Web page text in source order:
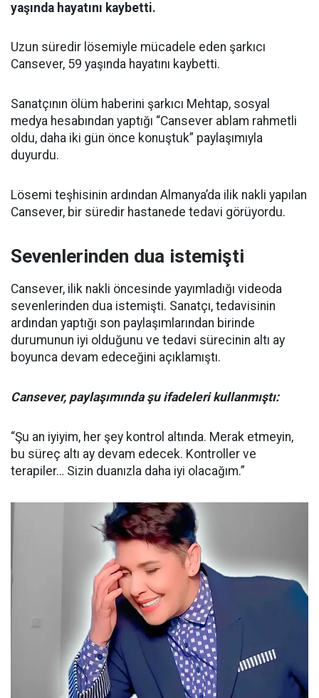
yaşında hayatını kaybetti.
Uzun süredir lösemiyle mücadele eden şarkıcı
Cansever, 59 yaşında hayatını kaybetti.
Sanatçının ölüm haberini şarkıcı Mehtap, sosyal
medya hesabından yaptığı “Cansever ablam rahmetli
oldu, daha iki gün önce konuştuk” paylaşımıyla
duyurdu.
Lösemi teşhisinin ardından Almanya’da ilik nakli yapılan
Cansever, bir süredir hastanede tedavi görüyordu.
Sevenlerinden dua istemişti
Cansever, ilik nakli öncesinde yayımladığı videoda
sevenlerinden dua istemişti. Sanatçı, tedavisinin
ardından yaptığı son paylaşımlarından birinde
durumunun iyi olduğunu ve tedavi sürecinin altı ay
boyunca devam edeceğini açıklamıştı.
Cansever, paylaşımında şu ifadeleri kullanmıştı:
“Şu an iyiyim, her şey kontrol altında. Merak etmeyin,
bu süreç altı ay devam edecek. Kontroller ve
terapiler… Sizin duanızla daha iyi olacağım.”